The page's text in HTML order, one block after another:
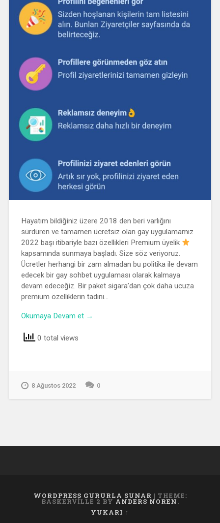
Hayatım bildiğiniz üzere 2018 den beri varlığını
sürdüren ve tamamen ücretsiz olan gay uygulamamız
2022 başı itibariyle bazı özellikleri Premium üyelik
kapsamında sunmaya başladı. Size söz veriyoruz.
Ücretler herhangi bir zam almadan bu politika ile devam
edecek bir gay sohbet uygulaması olarak kalmaya
devam edeceğiz. Bir paket sigara’dan çok daha ucuza
premium özelliklerin tadını…
Okumaya Devam et →
0 total views
8 Ağustos 2022 0
WORDPRESS GURURLA SUNAR | THEME:
BASKERVILLE 2 BY ANDERS NOREN.
YUKARI ↑